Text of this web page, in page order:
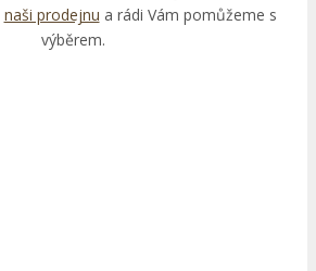
naši prodejnu a rádi Vám pomůžeme s
výběrem.